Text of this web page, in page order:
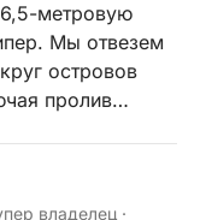
метровую
Мы отвезем
островов
пролив
евро в день,
двигателя
владелец ·